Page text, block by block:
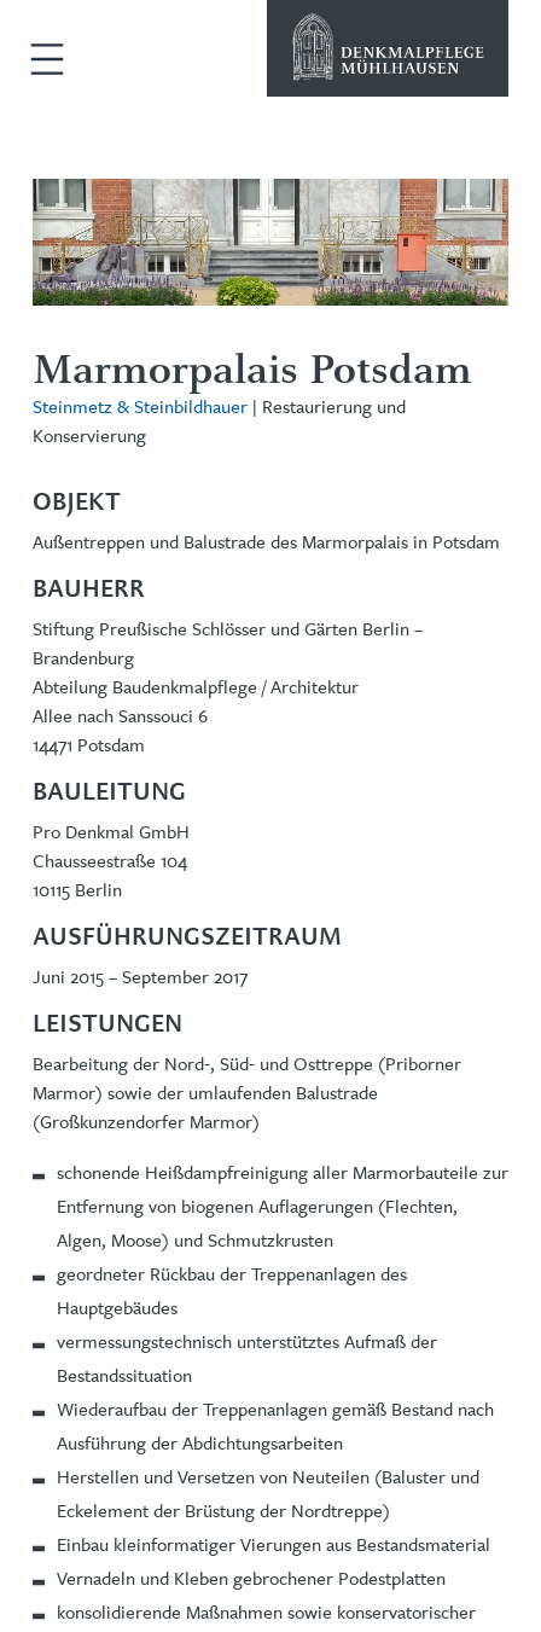
Marmorpalais Potsdam
Steinmetz & Steinbildhauer | Restaurierung und
Konservierung
OBJEKT
Außentreppen und Balustrade des Marmorpalais in Potsdam
BAUHERR
Stiftung Preußische Schlösser und Gärten Berlin –
Brandenburg
Abteilung Baudenkmalpflege / Architektur
Allee nach Sanssouci 6
14471 Potsdam
BAULEITUNG
Pro Denkmal GmbH
Chausseestraße 104
10115 Berlin
AUSFÜHRUNGSZEITRAUM
Juni 2015 – September 2017
LEISTUNGEN
Bearbeitung der Nord-, Süd- und Osttreppe (Priborner
Marmor) sowie der umlaufenden Balustrade
(Großkunzendorfer Marmor)
schonende Heißdampfreinigung aller Marmorbauteile zur
Entfernung von biogenen Auflagerungen (Flechten,
Algen, Moose) und Schmutzkrusten
geordneter Rückbau der Treppenanlagen des
Hauptgebäudes
vermessungstechnisch unterstütztes Aufmaß der
Bestandssituation
Wiederaufbau der Treppenanlagen gemäß Bestand nach
Ausführung der Abdichtungsarbeiten
Herstellen und Versetzen von Neuteilen (Baluster und
Eckelement der Brüstung der Nordtreppe)
Einbau kleinformatiger Vierungen aus Bestandsmaterial
Vernadeln und Kleben gebrochener Podestplatten
konsolidierende Maßnahmen sowie konservatorischer